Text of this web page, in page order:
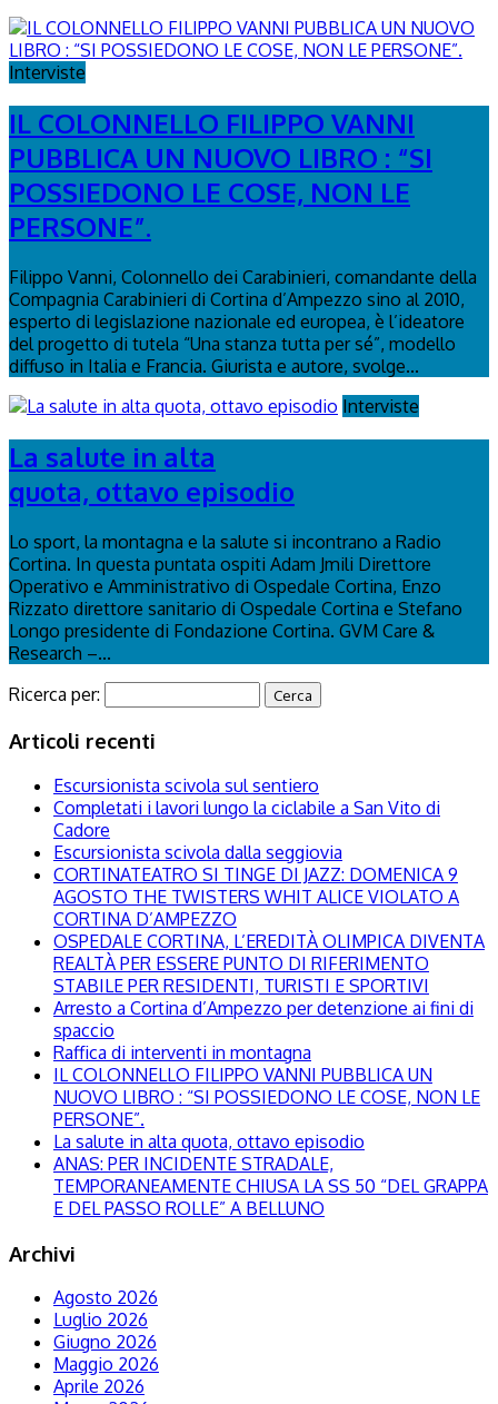
Interviste
IL COLONNELLO FILIPPO VANNI
PUBBLICA UN NUOVO LIBRO : “SI
POSSIEDONO LE COSE, NON LE
PERSONE”.
Filippo Vanni, Colonnello dei Carabinieri, comandante della
Compagnia Carabinieri di Cortina d’Ampezzo sino al 2010,
esperto di legislazione nazionale ed europea, è l’ideatore
del progetto di tutela “Una stanza tutta per sé”, modello
diffuso in Italia e Francia. Giurista e autore, svolge...
Interviste
La salute in alta
quota, ottavo episodio
Lo sport, la montagna e la salute si incontrano a Radio
Cortina. In questa puntata ospiti Adam Jmili Direttore
Operativo e Amministrativo di Ospedale Cortina, Enzo
Rizzato direttore sanitario di Ospedale Cortina e Stefano
Longo presidente di Fondazione Cortina. GVM Care &
Research –...
Ricerca per:
Articoli recenti
Escursionista scivola sul sentiero
Completati i lavori lungo la ciclabile a San Vito di
Cadore
Escursionista scivola dalla seggiovia
CORTINATEATRO SI TINGE DI JAZZ: DOMENICA 9
AGOSTO THE TWISTERS WHIT ALICE VIOLATO A
CORTINA D’AMPEZZO
OSPEDALE CORTINA, L’EREDITÀ OLIMPICA DIVENTA
REALTÀ PER ESSERE PUNTO DI RIFERIMENTO
STABILE PER RESIDENTI, TURISTI E SPORTIVI
Arresto a Cortina d’Ampezzo per detenzione ai fini di
spaccio
Raffica di interventi in montagna
IL COLONNELLO FILIPPO VANNI PUBBLICA UN
NUOVO LIBRO : “SI POSSIEDONO LE COSE, NON LE
PERSONE”.
La salute in alta quota, ottavo episodio
ANAS: PER INCIDENTE STRADALE,
TEMPORANEAMENTE CHIUSA LA SS 50 “DEL GRAPPA
E DEL PASSO ROLLE” A BELLUNO
Archivi
Agosto 2026
Luglio 2026
Giugno 2026
Maggio 2026
Aprile 2026